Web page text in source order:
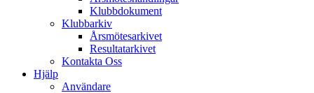
Klubbdokument
Klubbarkiv
Årsmötesarkivet
Resultatarkivet
Kontakta Oss
Hjälp
Användare